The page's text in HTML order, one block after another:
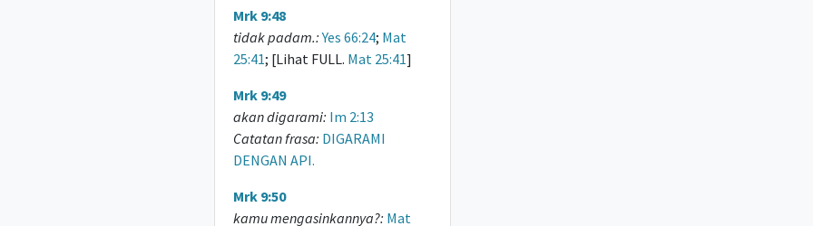
Mrk 9:48
tidak padam.:Yes 66:24; Mat
25:41; [Lihat FULL. Mat 25:41]
Mrk 9:49
akan digarami: Im 2:13
Catatan frasa: DIGARAMI
DENGAN API.
Mrk 9:50
kamu mengasinkannya?: Mat